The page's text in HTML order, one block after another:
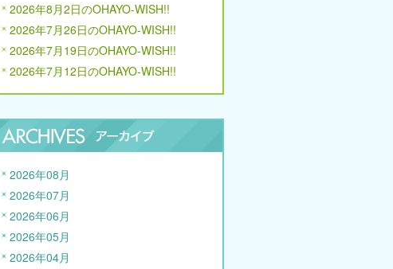
2026年8月2日のOHAYO-WISH!!
2026年7月26日のOHAYO-WISH!!
2026年7月19日のOHAYO-WISH!!
2026年7月12日のOHAYO-WISH!!
2026年08月
2026年07月
2026年06月
2026年05月
2026年04月